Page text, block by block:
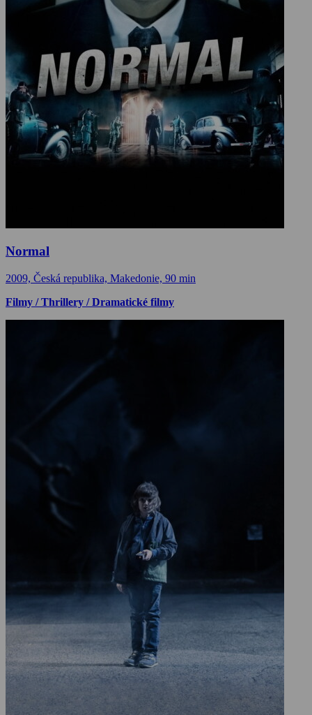
Normal
2009, Česká republika, Makedonie, 90 min
Filmy / Thrillery / Dramatické filmy